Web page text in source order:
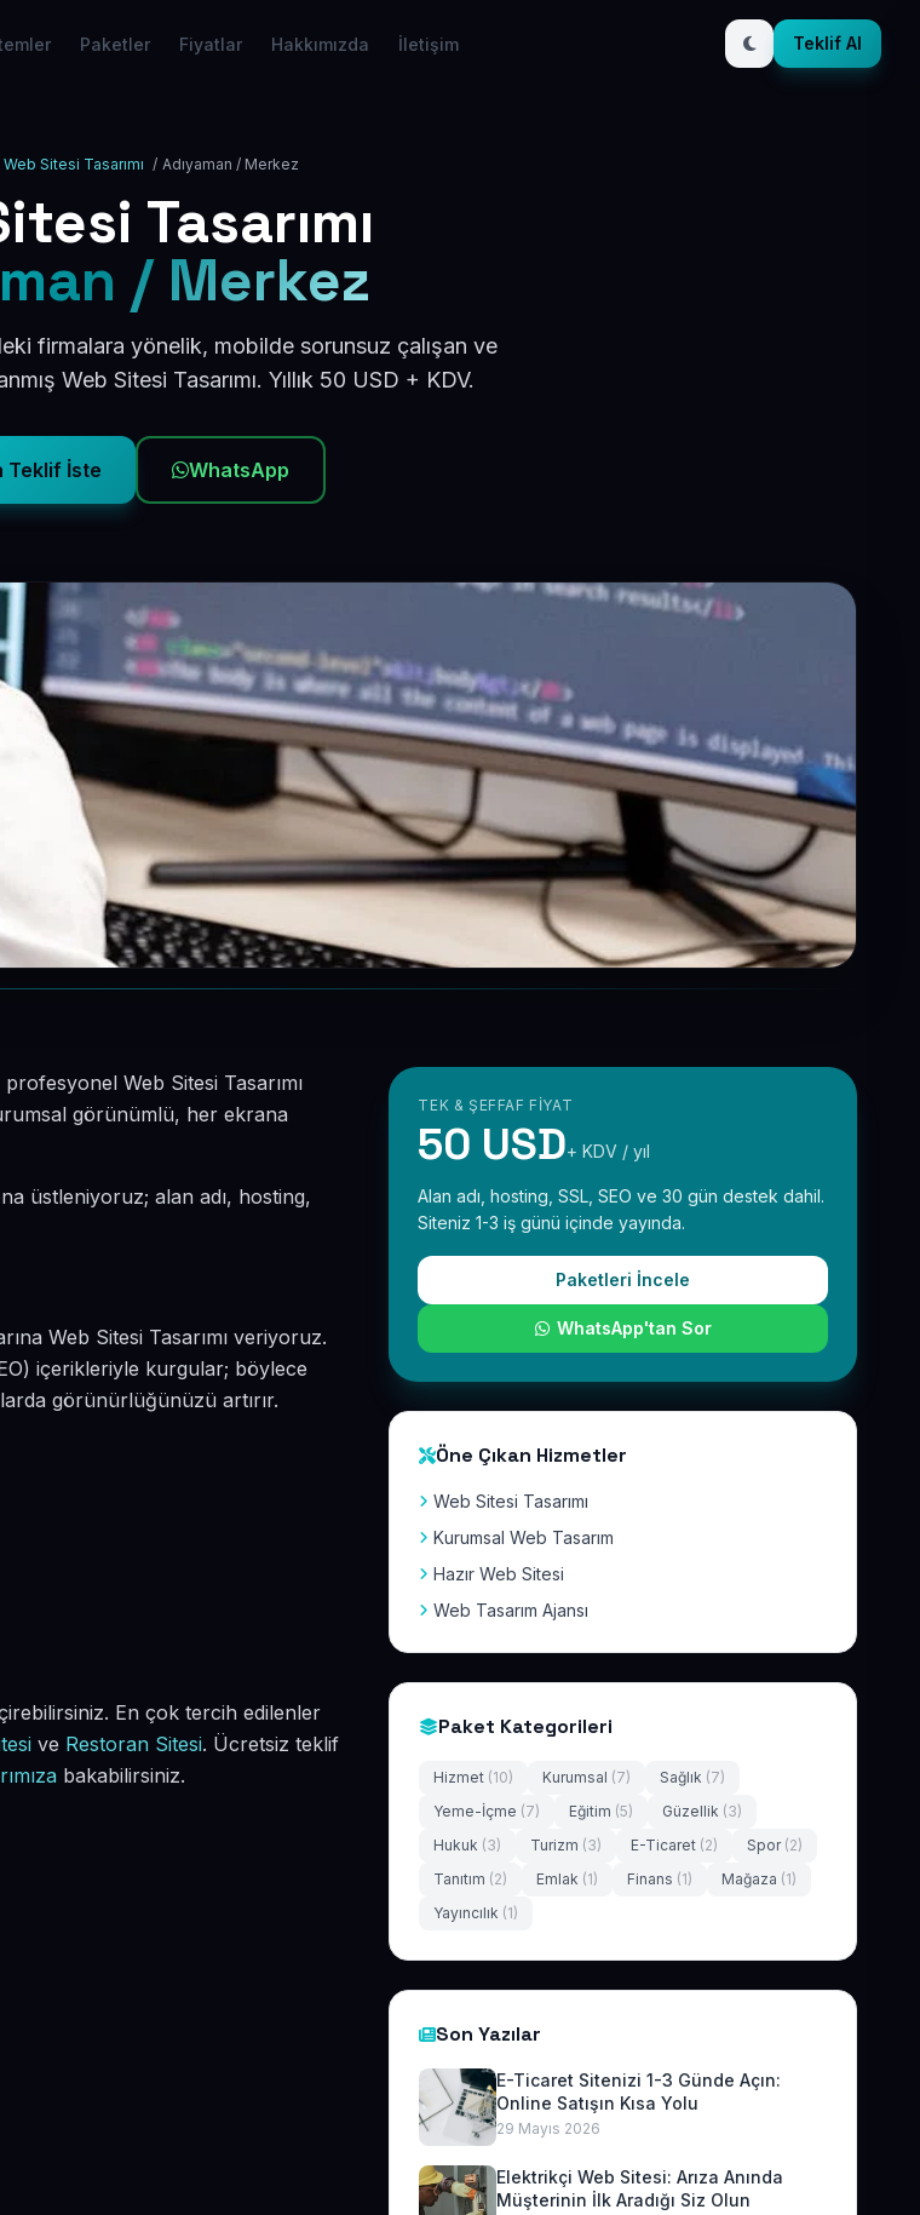
Paketler Fiyatlar Hakkımızda İletişim Teklif Al
Web Sitesi Tasarımı / Adıyaman / Merkez
Tasarımı
/ Merkez
firmalara yönelik, mobilde sorunsuz çalışan ve
Web Sitesi Tasarımı. Yıllık 50 USD + KDV.
Teklif İste WhatsApp
Web Sitesi Tasarımı
görünümlü, her ekrana
üstleniyoruz; alan adı, hosting,
Web Sitesi Tasarımı veriyoruz.
içerikleriyle kurgular; böylece
görünürlüğünüzü artırır.
En çok tercih edilenler
ve Restoran Sitesi. Ücretsiz teklif
bakabilirsiniz.
TEK & ŞEFFAF FIYAT
50 USD+ KDV / yıl
Alan adı, hosting, SSL, SEO ve 30 gün destek dahil.
Siteniz 1-3 iş günü içinde yayında.
Paketleri İncele
WhatsApp'tan Sor
Öne Çıkan Hizmetler
Web Sitesi Tasarımı
Kurumsal Web Tasarım
Hazır Web Sitesi
Web Tasarım Ajansı
Paket Kategorileri
Hizmet (10) Kurumsal (7) Sağlık (7)
Yeme-İçme (7) Eğitim (5) Güzellik (3)
Hukuk (3) Turizm (3) E-Ticaret (2) Spor (2)
Tanıtım (2) Emlak (1) Finans (1) Mağaza (1)
Yayıncılık (1)
Son Yazılar
E-Ticaret Sitenizi 1-3 Günde Açın:
Online Satışın Kısa Yolu
29 Mayıs 2026
Elektrikçi Web Sitesi: Arıza Anında
Müşterinin İlk Aradığı Siz Olun